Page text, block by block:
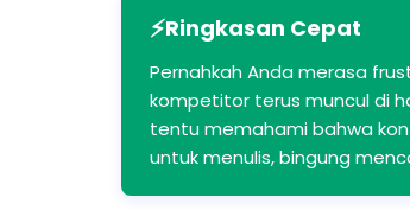
Ringkasan Cepat
Pernahkah Anda merasa
kompetitor terus muncul di
tentu memahami bahwa
untuk menulis, bingung